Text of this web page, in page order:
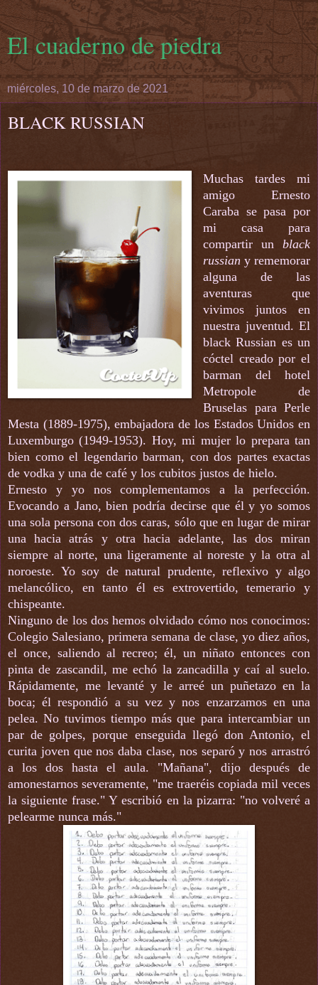
El cuaderno de piedra
miércoles, 10 de marzo de 2021
BLACK RUSSIAN
Muchas tardes mi
amigo Ernesto
Caraba se pasa por
mi casa para
compartir un black
russian y rememorar
alguna de las
aventuras que
vivimos juntos en
nuestra juventud. El
black Russian es un
cóctel creado por el
barman del hotel
Metropole de
Bruselas para Perle
Mesta (1889-1975), embajadora de los Estados Unidos en
Luxemburgo (1949-1953). Hoy, mi mujer lo prepara tan
bien como el legendario barman, con dos partes exactas
de vodka y una de café y los cubitos justos de hielo.
Ernesto y yo nos complementamos a la perfección.
Evocando a Jano, bien podría decirse que él y yo somos
una sola persona con dos caras, sólo que en lugar de mirar
una hacia atrás y otra hacia adelante, las dos miran
siempre al norte, una ligeramente al noreste y la otra al
noroeste. Yo soy de natural prudente, reflexivo y algo
melancólico, en tanto él es extrovertido, temerario y
chispeante.
Ninguno de los dos hemos olvidado cómo nos conocimos:
Colegio Salesiano, primera semana de clase, yo diez años,
el once, saliendo al recreo; él, un niñato entonces con
pinta de zascandil, me echó la zancadilla y caí al suelo.
Rápidamente, me levanté y le arreé un puñetazo en la
boca; él respondió a su vez y nos enzarzamos en una
pelea. No tuvimos tiempo más que para intercambiar un
par de golpes, porque enseguida llegó don Antonio, el
curita joven que nos daba clase, nos separó y nos arrastró
a los dos hasta el aula. "Mañana", dijo después de
amonestarnos severamente, "me traeréis copiada mil veces
la siguiente frase." Y escribió en la pizarra: "no volveré a
pelearme nunca más."